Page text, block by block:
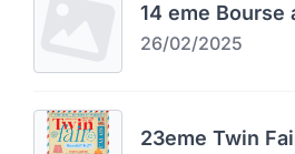
14 eme
26/02/2025
23eme Twin